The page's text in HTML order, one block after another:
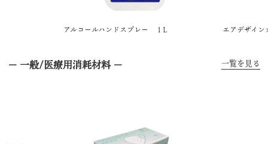
アルコールハンドスプレー １L エアデザイン
－ 一般/医療用消耗材料 － 一覧を見る